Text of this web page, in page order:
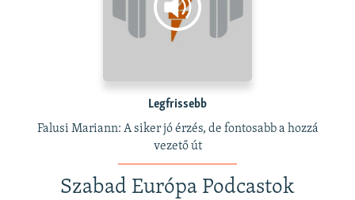
Legfrissebb
Falusi Mariann: A siker jó érzés, de fontosabb a hozzá
vezető út
Szabad Európa Podcastok